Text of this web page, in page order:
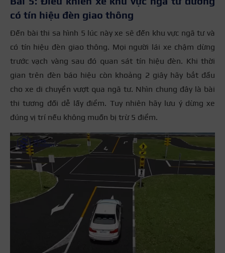
có tín hiệu đèn giao thông
Đến bài thi sa hình 5 lúc này xe sẽ đến khu vực ngã tư và
có tín hiệu đèn giao thông. Mọi người lái xe chậm dừng
trước vạch vàng sau đó quan sát tín hiệu đèn. Khi thời
gian trên đèn báo hiệu còn khoảng 2 giây hãy bắt đầu
cho xe di chuyển vượt qua ngã tư. Nhìn chung đây là bài
thi tương đối dễ lấy điểm. Tuy nhiên hãy lưu ý dừng xe
đúng vị trí nếu không muốn bị trừ 5 điểm.